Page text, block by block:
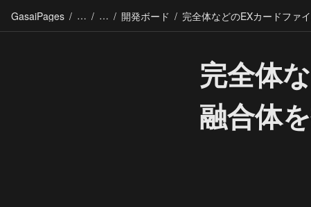
GasaiPages / / / 開発ボード /
完全体
融合体